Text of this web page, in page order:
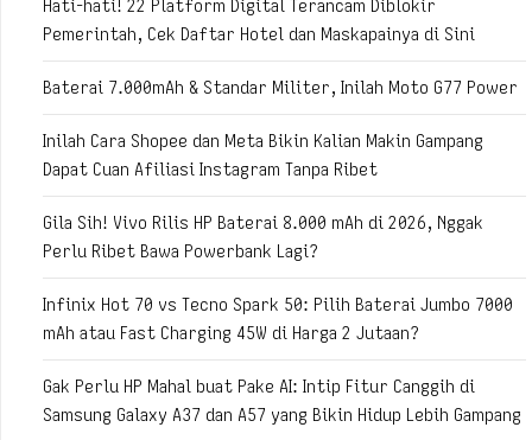
Hati-hati! 22 Platform Digital Terancam Diblokir
Pemerintah, Cek Daftar Hotel dan Maskapainya di Sini
Baterai 7.000mAh & Standar Militer, Inilah Moto G77 Power
Inilah Cara Shopee dan Meta Bikin Kalian Makin Gampang
Dapat Cuan Afiliasi Instagram Tanpa Ribet
Gila Sih! Vivo Rilis HP Baterai 8.000 mAh di 2026, Nggak
Perlu Ribet Bawa Powerbank Lagi?
Infinix Hot 70 vs Tecno Spark 50: Pilih Baterai Jumbo 7000
mAh atau Fast Charging 45W di Harga 2 Jutaan?
Gak Perlu HP Mahal buat Pake AI: Intip Fitur Canggih di
Samsung Galaxy A37 dan A57 yang Bikin Hidup Lebih Gampang